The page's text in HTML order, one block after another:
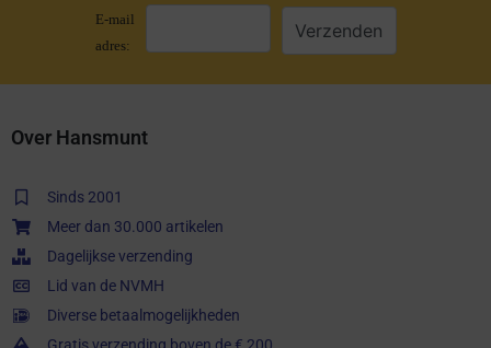
E-mail
adres:
Over Hansmunt
Sinds 2001
Meer dan 30.000 artikelen
Dagelijkse verzending
Lid van de NVMH
Diverse betaalmogelijkheden
Gratis verzending boven de € 200